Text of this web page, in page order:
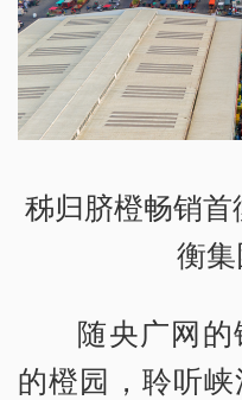
秭归脐橙畅销
衡集
随央广网
的橙园，聆听